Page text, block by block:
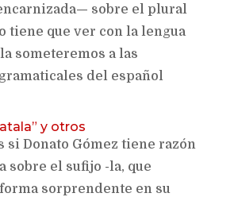
sobre el plural
tiene que ver con la lengua
someteremos a las
del español
y otros
si Donato Gómez tiene razón
sobre el sufijo -la, que
sorprendente en su